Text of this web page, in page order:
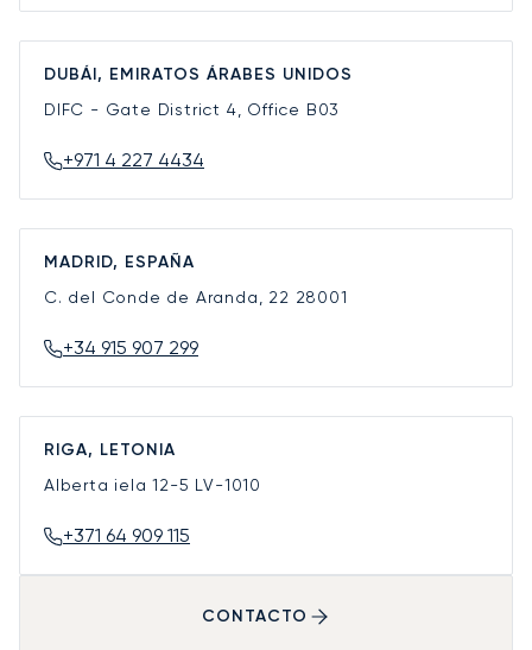
DUBÁI, EMIRATOS ÁRABES UNIDOS
DIFC - Gate District 4, Office B03
+971 4 227 4434
MADRID, ESPAÑA
C. del Conde de Aranda, 22 28001
+34 915 907 299
RIGA, LETONIA
Alberta iela 12-5 LV-1010
+371 64 909 115
CONTACTO